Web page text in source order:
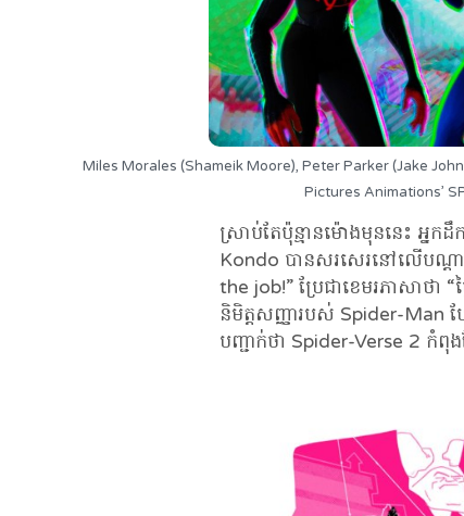
Miles Morales (Shameik Moore), Peter Parker (Jake
Pictures Animations’
ស្រាប់តែប៉ុន្មានម៉ោងមុននេះ អ្ន
Kondo បានសរសេរនៅលើបណ្ដ
the job!” ប្រែជាខេមរភាសាថា
និមិត្តសញ្ញារបស់ Spider-Man
បញ្ជាក់ថា Spider-Verse 2 កំពុង